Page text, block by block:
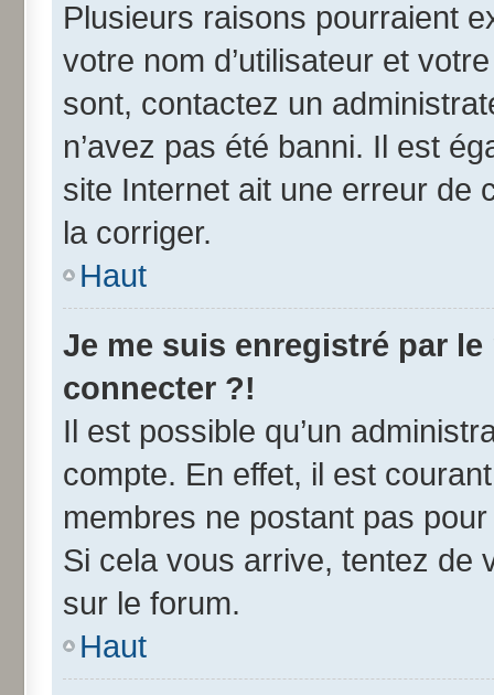
Plusieurs raisons pourraient
votre nom d’utilisateur et
sont, contactez un
n’avez pas été banni. Il est
site Internet ait une erreur de
la corriger.
Haut
Je me suis enregistré par
connecter ?!
Il est possible qu’un
compte. En effet, il est
membres ne postant pas
Si cela vous arrive, tentez de
sur le forum.
Haut